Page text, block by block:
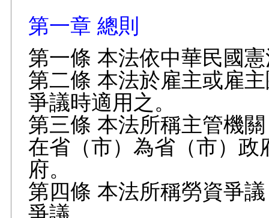
第一章 總則
第一條 本法依中華民國
第二條 本法於雇主或雇
爭議時適用之。
第三條 本法所稱主管機
在省（市）為省（市）
府。
第四條 本法所稱勞資爭